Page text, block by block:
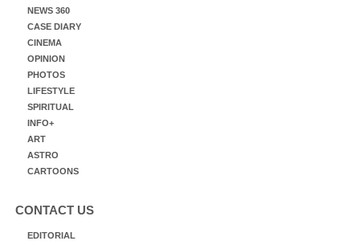
NEWS 360
CASE DIARY
CINEMA
OPINION
PHOTOS
LIFESTYLE
SPIRITUAL
INFO+
ART
ASTRO
CARTOONS
CONTACT US
EDITORIAL